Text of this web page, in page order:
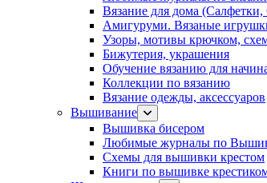
Вязание для дома
Амигуруми. Вязаные
Узоры, мотивы крючком,
Бижутерия, украшения
Обучение вязанию для
Коллекции по вязанию
Вязание одежды, аксессуаров
Вышивание
Вышивка бисером
Любимые журналы по
Схемы для вышивки крестом
Книги по вышивке